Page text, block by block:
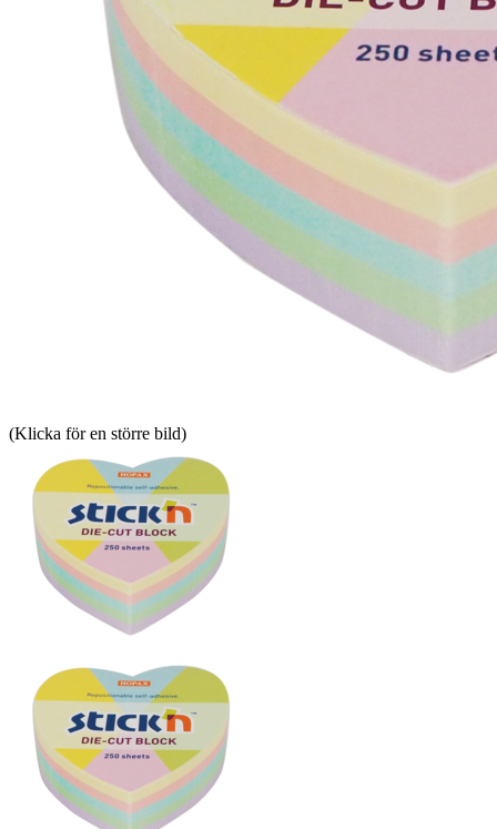
(Klicka för en större bild)